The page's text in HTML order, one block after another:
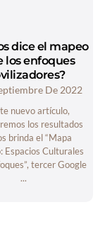
dice el mapeo
los enfoques
De 2022
nuevo artículo,
los resultados
brinda el “Mapa
Espacios Culturales
tercer Google
...